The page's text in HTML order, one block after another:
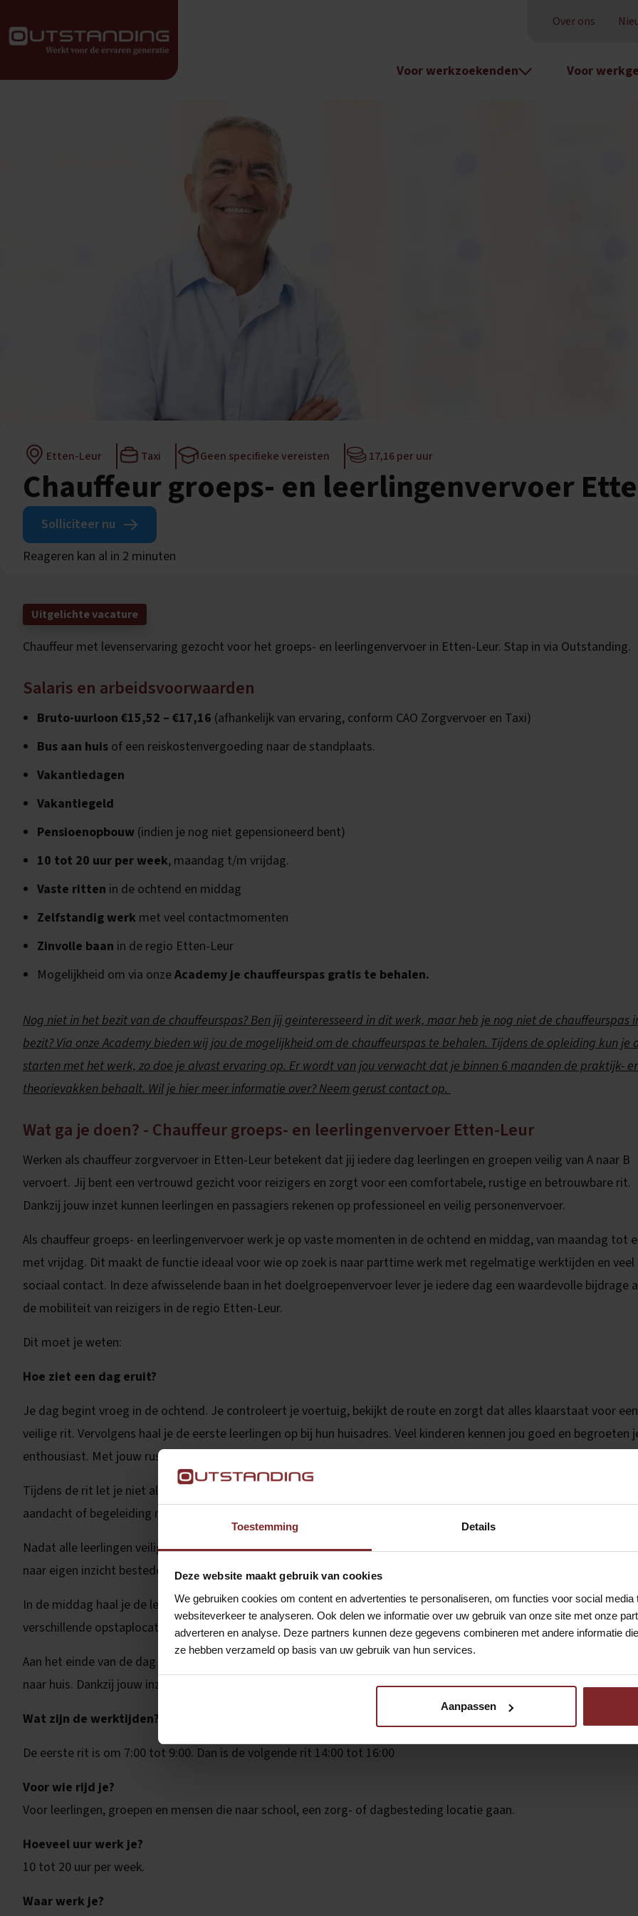
Toestemming Details
Deze website maakt gebruik van cookies
We gebruiken cookies om content en advertenties te personaliseren, om functies voor social media
websiteverkeer te analyseren. Ook delen we informatie over uw gebruik van onze site met onze
adverteren en analyse. Deze partners kunnen deze gegevens combineren met andere informatie
ze hebben verzameld op basis van uw gebruik van hun services.
Aanpassen
Over ons
Voor werkzoekenden Voor
Etten-Leur Taxi Geen specifieke vereisten 17,16 per uur
Chauffeur groeps- en leerlingenvervoer
Solliciteer nu
Reageren kan al in 2 minuten
Uitgelichte vacature
Chauffeur met levenservaring gezocht voor het groeps- en leerlingenvervoer in Etten-Leur. Stap in via Outstanding.
Salaris en arbeidsvoorwaarden
Bruto-uurloon €15,52 – €17,16 (afhankelijk van ervaring, conform CAO Zorgvervoer en Taxi)
Bus aan huis of een reiskostenvergoeding naar de standplaats.
Vakantiedagen
Vakantiegeld
Pensioenopbouw (indien je nog niet gepensioneerd bent)
10 tot 20 uur per week, maandag t/m vrijdag.
Vaste ritten in de ochtend en middag
Zelfstandig werk met veel contactmomenten
Zinvolle baan in de regio Etten-Leur
Mogelijkheid om via onzeAcademy je chauffeurspas gratis te behalen.
Nog niet in het bezit van de chauffeurspas? Ben jij geïnteresseerd in dit werk, maar heb je nog niet de chauffeurspas
bezit? Via onze Academy bieden wij jou de mogelijkheid om de chauffeurspas te behalen. Tijdens de opleiding kun je
starten met het werk, zo doe je alvast ervaring op. Er wordt van jou verwacht dat je binnen 6 maanden de praktijk-
theorievakken behaalt. Wil je hier meer informatie over? Neem gerust contact op.
Wat ga je doen? - Chauffeur groeps- en leerlingenvervoer Etten-Leur
Werken als chauffeur zorgvervoer in Etten-Leur betekent dat jij iedere dag leerlingen en groepen veilig van A naar B
vervoert. Jij bent een vertrouwd gezicht voor reizigers en zorgt voor een comfortabele, rustige en betrouwbare rit.
Dankzij jouw inzet kunnen leerlingen en passagiers rekenen op professioneel en veilig personenvervoer.
Als chauffeur groeps- en leerlingenvervoer werk je op vaste momenten in de ochtend en middag, van maandag tot
met vrijdag. Dit maakt de functie ideaal voor wie op zoek is naar parttime werk met regelmatige werktijden en veel
sociaal contact. In deze afwisselende baan in het doelgroepenvervoer lever je iedere dag een waardevolle bijdrage
de mobiliteit van reizigers in de regio Etten-Leur.
Dit moet je weten:
Hoe ziet een dag eruit?
Je dag begint vroeg in de ochtend. Je controleert je voertuig, bekijkt de route en zorgt dat alles klaarstaat voor een
veilige rit. Vervolgens haal je de eerste leerlingen op bij hun huisadres. Veel kinderen kennen jou goed en begroeten
enthousiast. Met jouw rustige en vriendelijke houding zorg je ervoor dat iedere leerling zich op zijn gemak voelt.
Tijdens de rit let je niet alleen op het verkeer, maar ook op het welzijn van de kinderen. Sommige leerlingen hebben
aandacht of begeleiding nodig. Jij biedt structuur, veiligheid en een vertrouwde omgeving tijdens de reis naar school.
Nadat alle leerlingen veilig zijn afgezet, heb je vaak enkele uren vrij voordat de middagritten beginnen. Deze tijd kun
naar eigen inzicht besteden.
In de middag haal je de leerlingen weer op bij school en breng je hen veilig terug naar huis. Je houdt rekening met
verschillende opstaplocaties en zorgt ervoor dat iedereen op tijd en comfortabel thuiskomt.
Aan het einde van de dag parkeer je het voertuig, rond je eventuele bijzonderheden af en ga je met een voldaan
naar huis. Dankzij jouw inzet hebben de leerlingen een veilige en prettige reis van en naar school gehad.
Wat zijn de werktijden?
De eerste rit is om 7:00 tot 9:00. Dan is de volgende rit 14:00 tot 16:00
Voor wie rijd je?
Voor leerlingen, groepen en mensen die naar school, een zorg- of dagbesteding locatie gaan.
Hoeveel uur werk je?
10 tot 20 uur per week.
Waar werk je?